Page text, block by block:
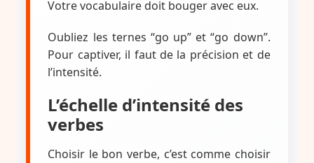
Votre vocabulaire doit bouger avec eux.
Oubliez les ternes “go up” et “go down”.
Pour captiver, il faut de la précision et de
l’intensité.
L’échelle d’intensité des
verbes
Choisir le bon verbe, c’est comme choisir